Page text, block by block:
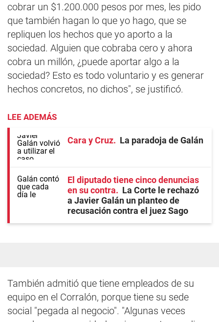
cobrar un $1.200.000 pesos por mes, les pido
que también hagan lo que yo hago, que se
repliquen los hechos que yo aporto a la
sociedad. Alguien que cobraba cero y ahora
cobra un millón, ¿puede aportar algo a la
sociedad? Esto es todo voluntario y es generar
hechos concretos, no dichos", se justificó.
LEE ADEMÁS
Cara y Cruz La paradoja de Galán
El diputado tiene cinco denuncias
en su contra
La Corte le rechazó
a Javier Galán un planteo de
recusación contra el juez Sago
También admitió que tiene empleados de su
equipo en el Corralón, porque tiene su sede
social "pegada al negocio". "Algunas veces